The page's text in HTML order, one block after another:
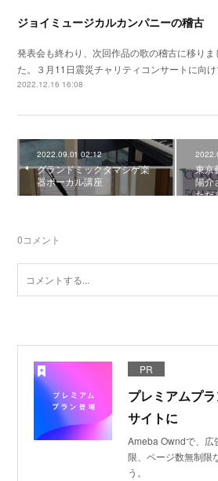
ジョイミュージカルカンパニーの稽古
発表会も終わり、次回作品の歌の稽古に移りま
た。３月11日震災チャリティコンサートに向
2022.12.16 16:08
2022.09.01 02:12
グランドミックタマシゲ楽
器ボーカル講座
東京
陽介
ただ
0コメント
PR
プレミアムプ
サイトに
Ameba Owndで、広
限、ページ数無制限
う。